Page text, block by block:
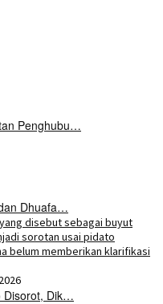
Penghubu…
Dhuafa…
Disorot, Dik…